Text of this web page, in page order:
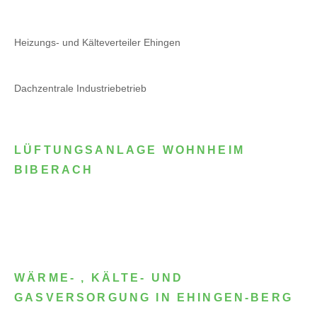
Heizungs- und Kälteverteiler Ehingen
Dachzentrale Industriebetrieb
LÜFTUNGSANLAGE WOHNHEIM
BIBERACH
WÄRME- , KÄLTE- UND
GASVERSORGUNG IN EHINGEN-BERG